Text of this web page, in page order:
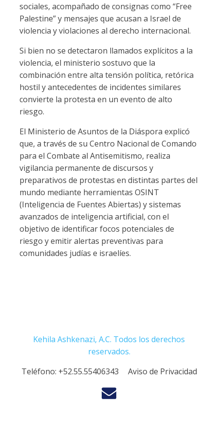
sociales, acompañado de consignas como “Free
Palestine” y mensajes que acusan a Israel de
violencia y violaciones al derecho internacional.
Si bien no se detectaron llamados explícitos a la
violencia, el ministerio sostuvo que la
combinación entre alta tensión política, retórica
hostil y antecedentes de incidentes similares
convierte la protesta en un evento de alto
riesgo.
El Ministerio de Asuntos de la Diáspora explicó
que, a través de su Centro Nacional de Comando
para el Combate al Antisemitismo, realiza
vigilancia permanente de discursos y
preparativos de protestas en distintas partes del
mundo mediante herramientas OSINT
(Inteligencia de Fuentes Abiertas) y sistemas
avanzados de inteligencia artificial, con el
objetivo de identificar focos potenciales de
riesgo y emitir alertas preventivas para
comunidades judías e israelíes.
Kehila Ashkenazi, A.C. Todos los derechos
reservados.
Teléfono: +52.55.55406343 Aviso de Privacidad